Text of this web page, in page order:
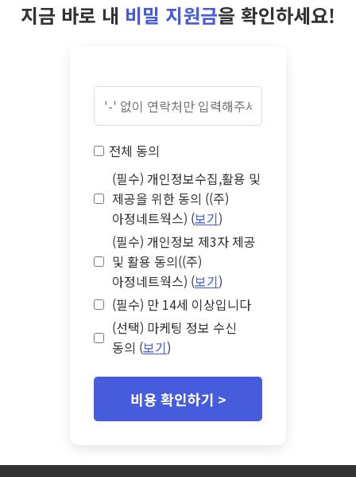
지금 바로 내 비밀 지원금을 확인하세요!
전체 동의
(필수) 개인정보수집,활용 및
제공을 위한 동의 ((주)
아정네트웍스) (보기)
(필수) 개인정보 제3자 제공
및 활용 동의((주)
아정네트웍스) (보기)
(필수) 만 14세 이상입니다
(선택) 마케팅 정보 수신
동의 (보기)
비용 확인하기 >